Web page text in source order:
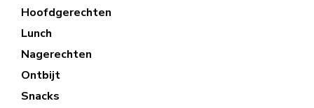
Hoofdgerechten
Lunch
Nagerechten
Ontbijt
Snacks